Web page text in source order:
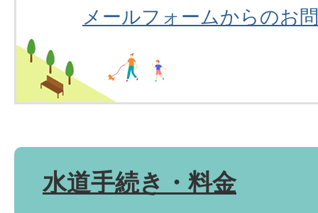
メールフォームからのお
水道手続き・料金